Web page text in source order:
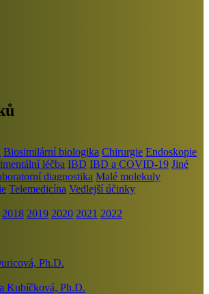
Biosimilární biologika Chirurgie Endoskopie
léčba IBD IBD a COVID-19 Jiné
diagnostika Malé molekuly
Telemedicína Vedlejší účinky
2018 2019 2020 2021 2022
Ph.D.
Kubíčková, Ph.D.